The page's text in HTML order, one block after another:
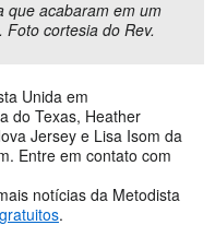
que acabaram em um
cortesia do Rev.
Unida em
do Texas, Heather
Jersey e Lisa Isom da
Entre em contato com
notícias da Metodista
.